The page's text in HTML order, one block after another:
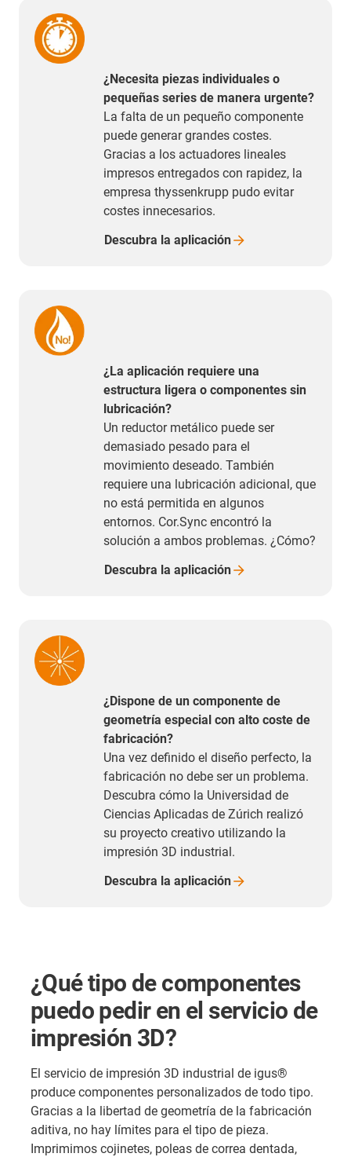
¿Necesita piezas individuales o
pequeñas series de manera urgente?
La falta de un pequeño componente
puede generar grandes costes.
Gracias a los actuadores lineales
impresos entregados con rapidez, la
empresa thyssenkrupp pudo evitar
costes innecesarios.
Descubra la aplicación
¿La aplicación requiere una
estructura ligera o componentes sin
lubricación?
Un reductor metálico puede ser
demasiado pesado para el
movimiento deseado. También
requiere una lubricación adicional, que
no está permitida en algunos
entornos. Cor.Sync encontró la
solución a ambos problemas. ¿Cómo?
Descubra la aplicación
¿Dispone de un componente de
geometría especial con alto coste de
fabricación?
Una vez definido el diseño perfecto, la
fabricación no debe ser un problema.
Descubra cómo la Universidad de
Ciencias Aplicadas de Zúrich realizó
su proyecto creativo utilizando la
impresión 3D industrial.
Descubra la aplicación
¿Qué tipo de componentes
puedo pedir en el servicio de
impresión 3D?
El servicio de impresión 3D industrial de igus®
produce componentes personalizados de todo tipo.
Gracias a la libertad de geometría de la fabricación
aditiva, no hay límites para el tipo de pieza.
Imprimimos cojinetes, poleas de correa dentada,